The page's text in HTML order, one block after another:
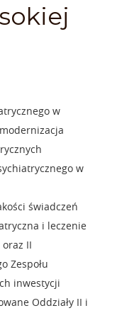
w
w
świadczeń
i leczenie
II
Zespołu
inwestycji
Oddziały II i